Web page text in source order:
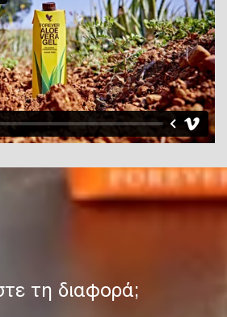
τη διαφορά;